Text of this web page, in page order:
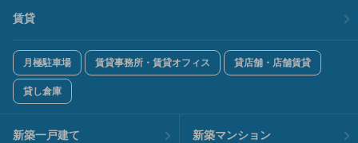
賃貸
月極駐車場 賃貸事務所・賃貸オフィス 貸店舗・店舗賃貸
貸し倉庫
新築一戸建て 新築マンション